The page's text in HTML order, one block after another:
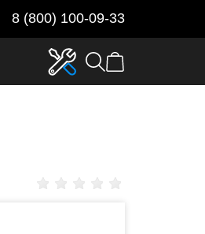
8 (800) 100-09-33